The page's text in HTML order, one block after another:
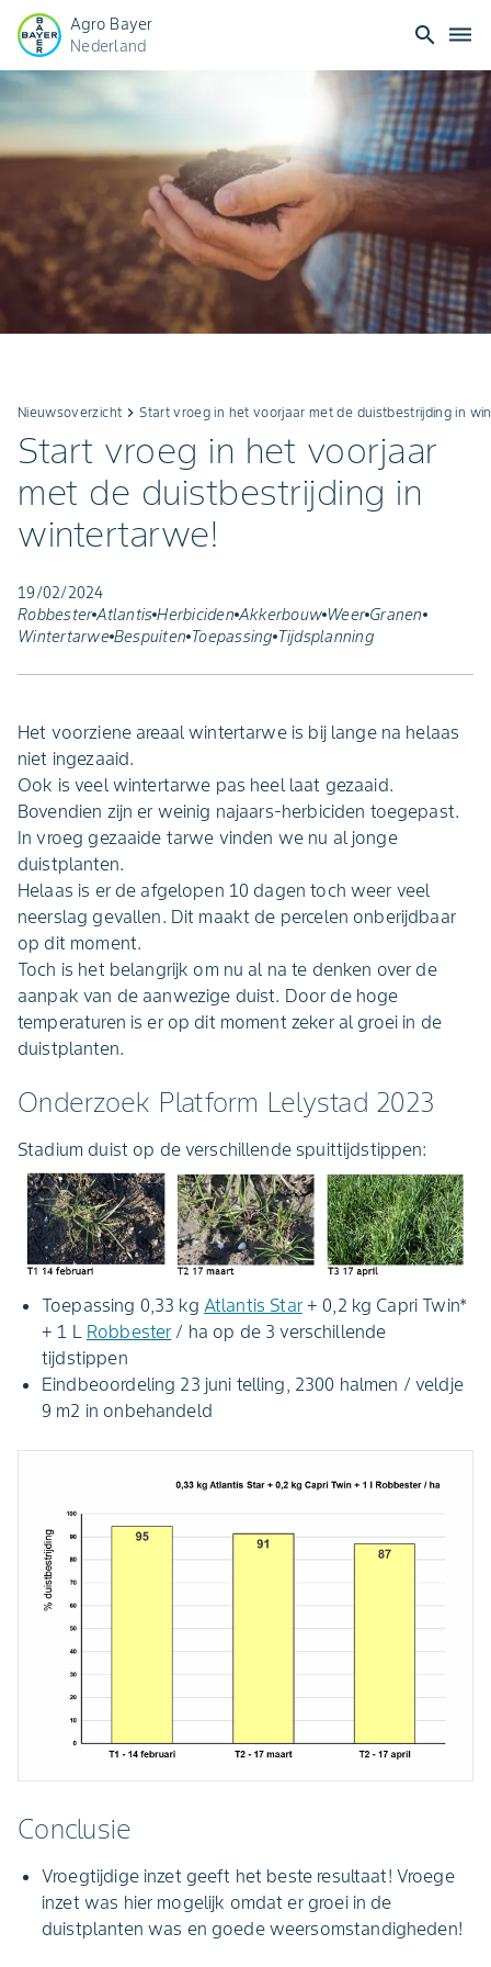
Agro Bayer
Nederland
search dehaze
Nieuwsoverzicht keyboard_arrow_rightStart vroeg in het voorjaar met de duistbestrijding in
Start vroeg in het voorjaar
met de duistbestrijding in
wintertarwe!
19/02/2024
Robbester Atlantis Herbiciden Akkerbouw Weer Granen
Wintertarwe Bespuiten Toepassing Tijdsplanning
Het voorziene areaal wintertarwe is bij lange na helaas
niet ingezaaid.
Ook is veel wintertarwe pas heel laat gezaaid.
Bovendien zijn er weinig najaars-herbiciden toegepast.
In vroeg gezaaide tarwe vinden we nu al jonge
duistplanten.
Helaas is er de afgelopen 10 dagen toch weer veel
neerslag gevallen. Dit maakt de percelen onberijdbaar
op dit moment.
Toch is het belangrijk om nu al na te denken over de
aanpak van de aanwezige duist. Door de hoge
temperaturen is er op dit moment zeker al groei in de
duistplanten.
Onderzoek Platform Lelystad 2023
Stadium duist op de verschillende spuittijdstippen:
Toepassing 0,33 kg Atlantis Star+ 0,2 kg Capri Twin*
+ 1 L Robbester / ha op de 3 verschillende
tijdstippen
Eindbeoordeling 23 juni telling, 2300 halmen / veldje
9 m2 in onbehandeld
Conclusie
Vroegtijdige inzet geeft het beste resultaat! Vroege
inzet was hier mogelijk omdat er groei in de
duistplanten was en goede weersomstandigheden!